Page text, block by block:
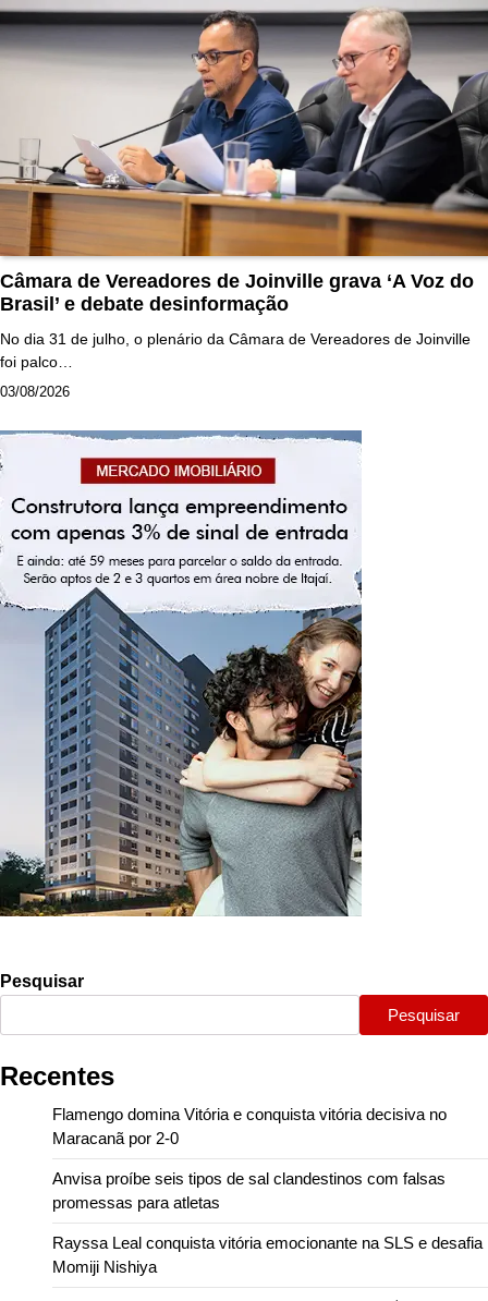
Câmara de Vereadores de Joinville grava ‘A Voz do
Brasil’ e debate desinformação
No dia 31 de julho, o plenário da Câmara de Vereadores de Joinville
foi palco…
03/08/2026
Pesquisar
Pesquisar
Recentes
Flamengo domina Vitória e conquista vitória decisiva no
Maracanã por 2-0
Anvisa proíbe seis tipos de sal clandestinos com falsas
promessas para atletas
Rayssa Leal conquista vitória emocionante na SLS e desafia
Momiji Nishiya